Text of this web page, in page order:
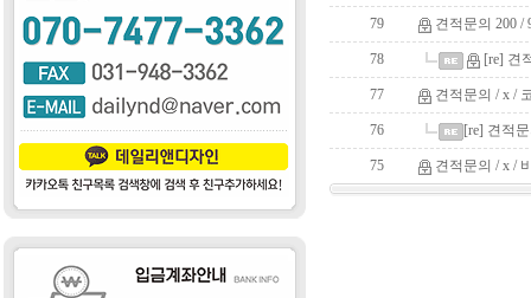
79 견적문의 200 /
78 [re] 견
77 견적문의 / x /
76 [re] 견적
75 견적문의 / x /